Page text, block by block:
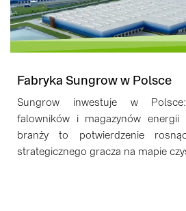
Fabryka Sungrow w Polsce
Sungrow inwestuje w
falowników i magazynów energii
branży to potwierdzenie
strategicznego gracza na mapie